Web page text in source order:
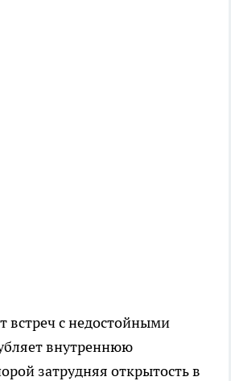
встреч с недостойными
внутреннюю
затрудняя открытость в